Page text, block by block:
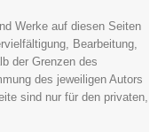
Werke auf diesen Seiten
Bearbeitung,
der Grenzen des
des jeweiligen Autors
sind nur für den privaten,